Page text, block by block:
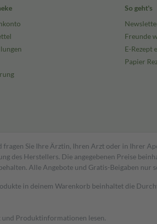
So geht's
Freunde
E-Rezept
Papier
fragen Sie Ihre Ärztin, Ihren Arzt oder in Ihrer
Herstellers. Die angegebenen Preise
Alle Angebote und Gratis-Beigaben nur
in deinem Warenkorb beinhaltet die
Produktinformationen lesen.